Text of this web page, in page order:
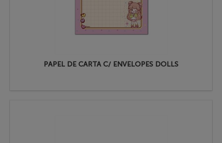
PAPEL DE CARTA C/ ENVELOPES DOLLS